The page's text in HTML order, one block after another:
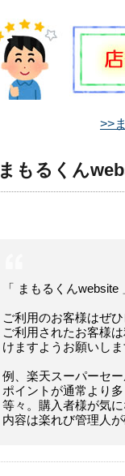
>>
まもるくん
「 まもるくん
ご利用のお客様はぜ
ご利用されたお客様
けますようお願いしま
例、楽天スーパーセ
ポイントが通常より
等々。購入者様が気
内容は楽れび管理人